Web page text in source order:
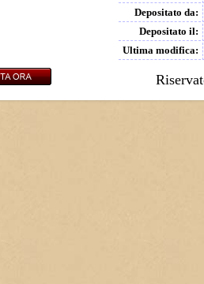
Depositato da:
Depositato il:
Ultima modifica: